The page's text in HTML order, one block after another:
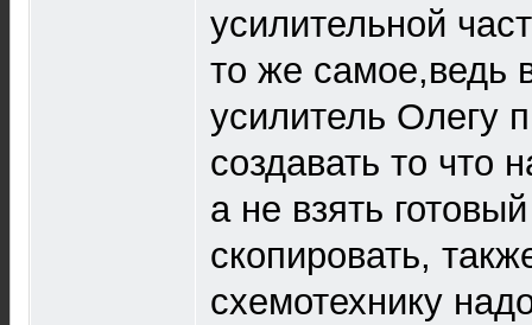
усилительной
то же самое,ведь
усилитель Олегу
создавать то что
а не взять
скопировать,
схемотехнику